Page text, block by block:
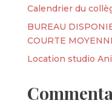
Calendrier du
BUREAU
COURTE
Location studio